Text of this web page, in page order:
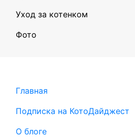
Уход за котенком
Фото
Главная
Подписка на КотоДайджест
О блоге